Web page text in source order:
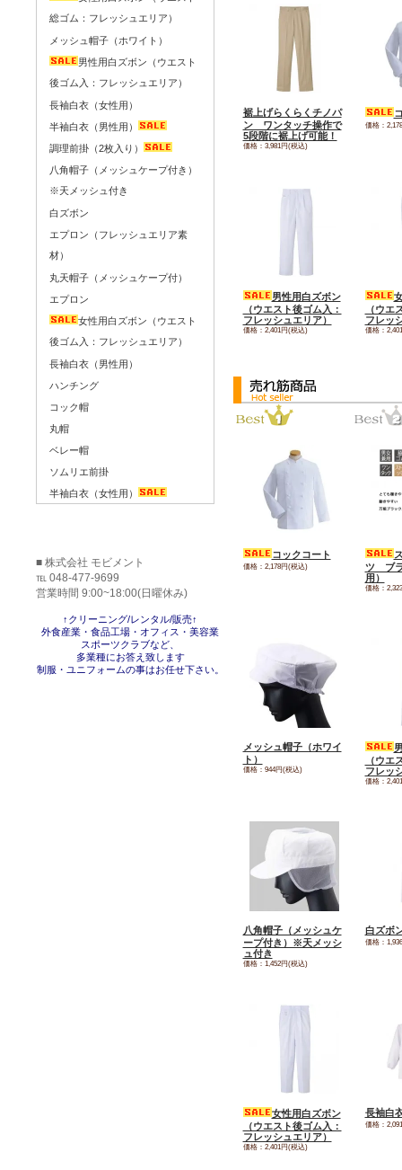
裾上げらくらくチノパ
ン ワンタッチ操作で
5段階に裾上げ可能！
価格：3,981円(税込)
価格：
男性用白ズボン
（ウエスト後ゴム入：
フレッシュエリア）
価格：2,401円(税込)
（ウエ
フレッ
価格：
コックコート
価格：2,178円(税込)
ツ ブラ
用）
価格：
メッシュ帽子（ホワイ
ト）
価格：944円(税込)
（ウエ
フレッ
価格：
八角帽子（メッシュケ
ープ付き）※天メッシ
ュ付き
価格：1,452円(税込)
白ズボ
価格：
女性用白ズボン
（ウエスト後ゴム入：
フレッシュエリア）
価格：2,401円(税込)
長袖白
価格：
総ゴム：フレッシュエリア）
メッシュ帽子（ホワイト）
男性用白ズボン（ウエスト
後ゴム入：フレッシュエリア）
長袖白衣（女性用）
半袖白衣（男性用）
調理前掛（2枚入り）
八角帽子（メッシュケープ付き）
※天メッシュ付き
白ズボン
エプロン（フレッシュエリア素
材）
丸天帽子（メッシュケープ付）
エプロン
女性用白ズボン（ウエスト
後ゴム入：フレッシュエリア）
長袖白衣（男性用）
ハンチング
コック帽
丸帽
ベレー帽
ソムリエ前掛
半袖白衣（女性用）
■ 株式会社 モビメント
℡ 048-477-9699
営業時間 9:00~18:00(日曜休み)
↑クリーニング/レンタル/販売↑
外食産業・食品工場・オフィス・美容業
スポーツクラブなど、
多業種にお答え致します
制服・ユニフォームの事はお任せ下さい。